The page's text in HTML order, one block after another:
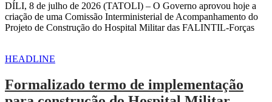
DÍLI, 8 de julho de 2026 (TATOLI) – O Governo aprovou hoje a
criação de uma Comissão Interministerial de Acompanhamento do
Projeto de Construção do Hospital Militar das FALINTIL-Forças
HEADLINE
Formalizado termo de implementação